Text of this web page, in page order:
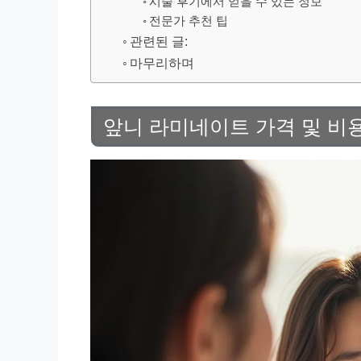
전문가 추천 팁
관련된 글:
마무리하며
앞니 라미네이트 가격 및 비